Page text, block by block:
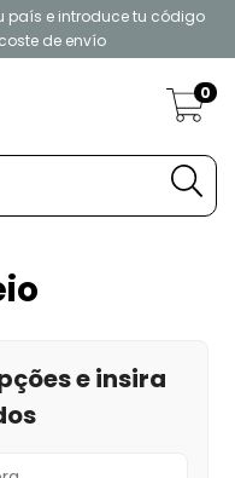
país e introduce tu código
de envío
0
e insira